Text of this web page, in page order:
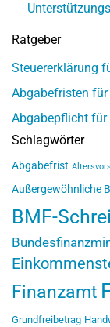
Ratgeber
Steuererklärung
Abgabefristen für
Abgabepflicht für
Schlagwörter
Abgabefrist
Außergewöhnliche
BMF-
Finanzamt
Grundfreibetrag